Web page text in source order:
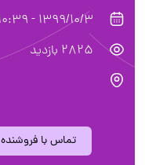
1399/10/3 - 10:39
2825 بازدید
تماس با فروشنده